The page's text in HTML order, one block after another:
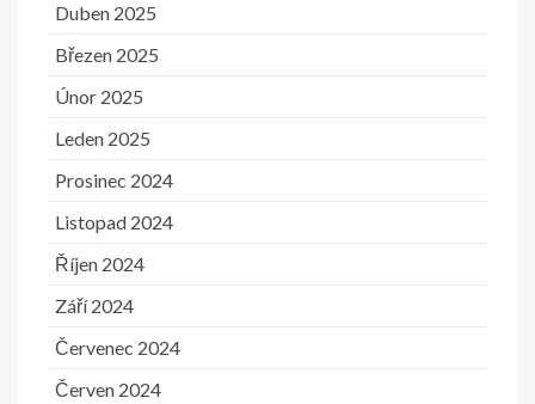
Duben 2025
Březen 2025
Únor 2025
Leden 2025
Prosinec 2024
Listopad 2024
Říjen 2024
Září 2024
Červenec 2024
Červen 2024